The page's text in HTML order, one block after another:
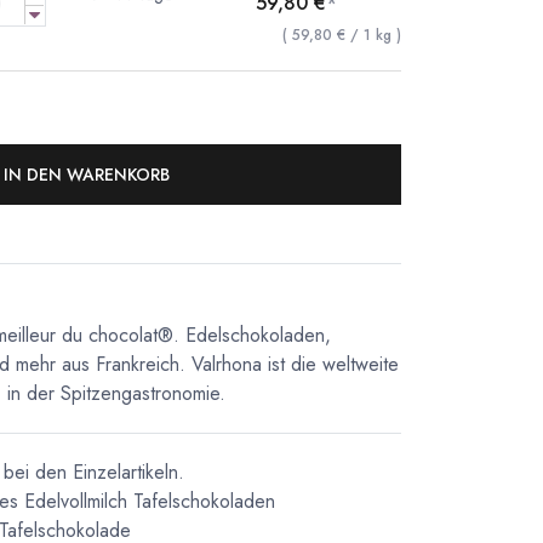
( 59,80 € / 1 kg )
IN DEN WARENKORB
du chocolat®. Edelschokoladen,
mehr aus Frankreich. Valrhona ist die weltweite
der Spitzengastronomie.
den Einzelartikeln.
Edelvollmilch Tafelschokoladen
Tafelschokolade